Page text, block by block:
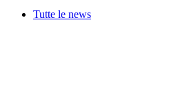
Tutte le news